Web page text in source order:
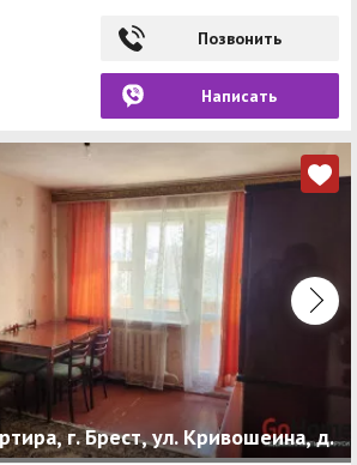
Позвонить
Написать
г. Брест, ул. Кривошеина, д.